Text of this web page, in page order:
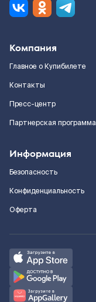
Компания
Главное о Купибилете
Контакты
Пресс-центр
Партнерская программа
Информация
Безопасность
Конфиденциальность
Оферта